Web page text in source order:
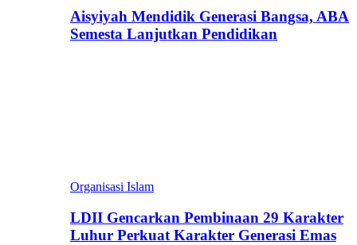
Aisyiyah Mendidik Generasi Bangsa, ABA
Semesta Lanjutkan Pendidikan
Organisasi Islam
LDII Gencarkan Pembinaan 29 Karakter
Luhur Perkuat Karakter Generasi Emas